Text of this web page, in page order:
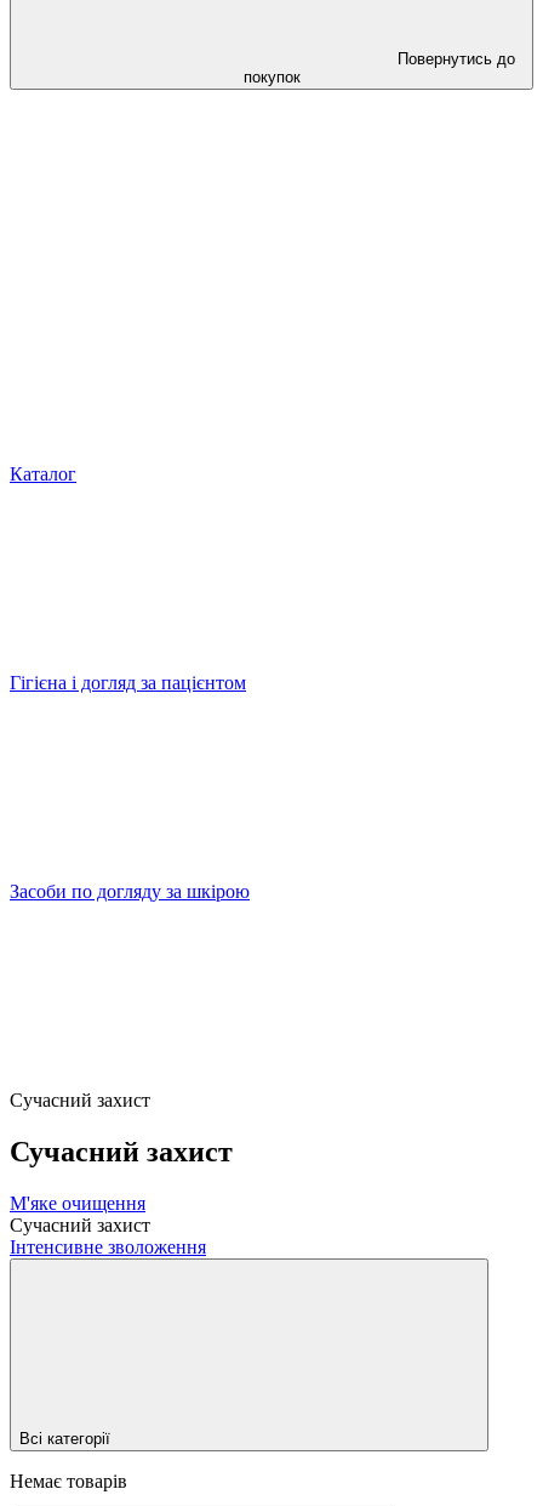
Повернутись до
покупок
Каталог
Гігієна і догляд за пацієнтом
Засоби по догляду за шкірою
Сучасний захист
Сучасний захист
М'яке очищення
Сучасний захист
Інтенсивне зволоження
Всі категорії
Немає товарів